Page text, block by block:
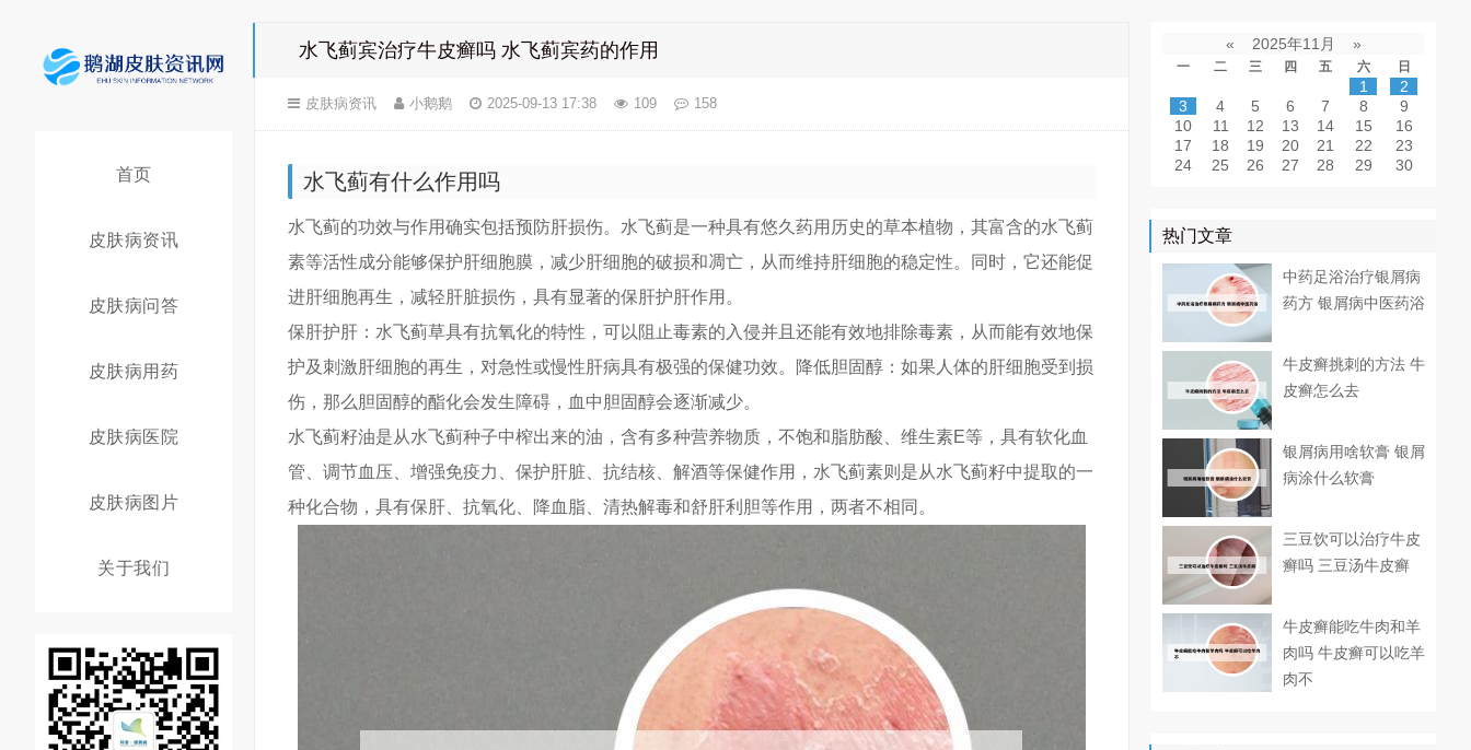
首页
皮肤病资讯
皮肤病问答
皮肤病用药
皮肤病医院
皮肤病图片
关于我们
水飞蓟宾治疗牛皮癣吗 水飞蓟宾药的作用
皮肤病资讯 小鹅鹅 2025-09-13 17:38 109 158
水飞蓟有什么作用吗
水飞蓟的功效与作用确实包括预防肝损伤。水飞蓟是一种具有悠久药用历史的草本植物，其富含的水飞蓟
素等活性成分能够保护肝细胞膜，减少肝细胞的破损和凋亡，从而维持肝细胞的稳定性。同时，它还能促
进肝细胞再生，减轻肝脏损伤，具有显著的保肝护肝作用。
保肝护肝：水飞蓟草具有抗氧化的特性，可以阻止毒素的入侵并且还能有效地排除毒素，从而能有效地保
护及刺激肝细胞的再生，对急性或慢性肝病具有极强的保健功效。降低胆固醇：如果人体的肝细胞受到损
伤，那么胆固醇的酯化会发生障碍，血中胆固醇会逐渐减少。
水飞蓟籽油是从水飞蓟种子中榨出来的油，含有多种营养物质，不饱和脂肪酸、维生素E等，具有软化血
管、调节血压、增强免疫力、保护肝脏、抗结核、解酒等保健作用，水飞蓟素则是从水飞蓟籽中提取的一
种化合物，具有保肝、抗氧化、降血脂、清热解毒和舒肝利胆等作用，两者不相同。
« 2025年11月 »
一 二 三 四 五 六 日
1
2
3
4 5 6 7 8
9
10
11 12 13 14 15
16
17
18 19 20 21 22
23
24
25 26 27 28 29 30
热门文章
中药足浴治疗银屑病
药方 银屑病中医药浴
牛皮癣挑刺的方法 牛
皮癣怎么去
银屑病用啥软膏 银屑
病涂什么软膏
三豆饮可以治疗牛皮
癣吗 三豆汤牛皮癣
牛皮癣能吃牛肉和羊
肉吗 牛皮癣可以吃羊
肉不